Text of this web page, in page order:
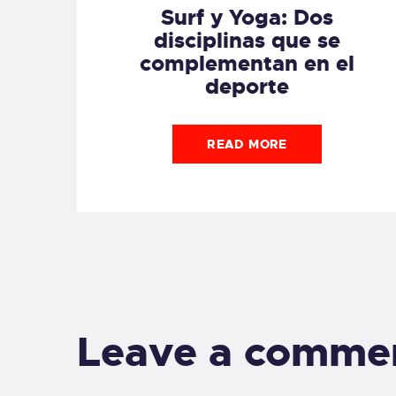
Surf y Yoga: Dos
disciplinas que se
complementan en el
deporte
READ MORE
Leave a